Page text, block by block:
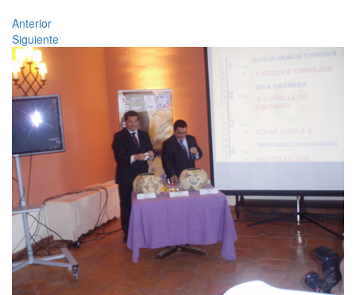
Anterior
Siguiente